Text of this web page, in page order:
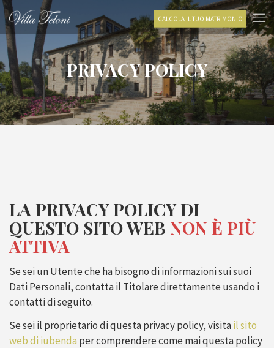
CALCOLA IL TUO MATRIMONIO
PRIVACY POLICY
LA PRIVACY POLICY DI
QUESTO SITO WEB NON È PIÙ
ATTIVA
Se sei un Utente che ha bisogno di informazioni sui suoi
Dati Personali, contatta il Titolare direttamente usando i
contatti di seguito.
Se sei il proprietario di questa privacy policy, visitail sito
web di iubenda per comprendere come mai questa policy